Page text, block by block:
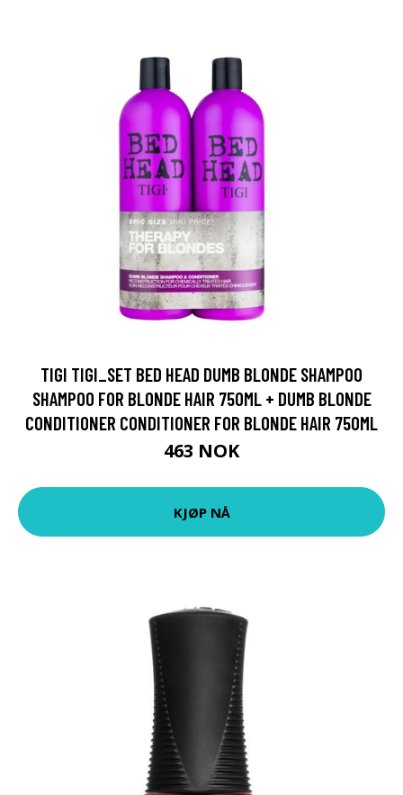
TIGI TIGI_SET BED HEAD DUMB BLONDE SHAMPOO
SHAMPOO FOR BLONDE HAIR 750ML + DUMB BLONDE
CONDITIONER CONDITIONER FOR BLONDE HAIR 750ML
463 NOK
KJØP NÅ